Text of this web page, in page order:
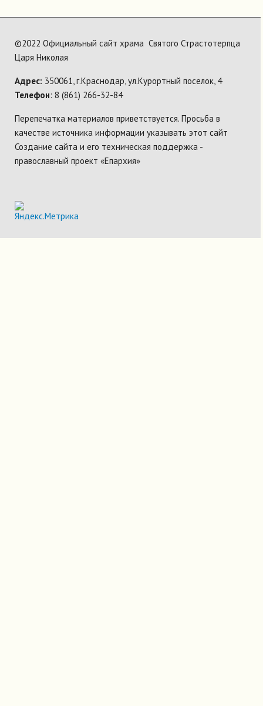
©2022 Официальный сайт храма Святого Страстотерпца
Царя Николая
Адрес: 350061, г.Краснодар, ул.Курортный поселок, 4
Телефон: 8 (861) 266-32-84
Перепечатка материалов приветствуется. Просьба в
качестве источника информации указывать этот сайт
Создание сайта и его техническая поддержка -
православный проект «Епархия»